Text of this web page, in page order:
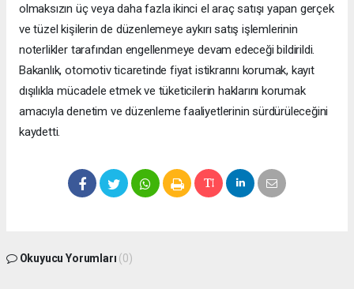
olmaksızın üç veya daha fazla ikinci el araç satışı yapan gerçek
ve tüzel kişilerin de düzenlemeye aykırı satış işlemlerinin
noterlikler tarafından engellenmeye devam edeceği bildirildi.
Bakanlık, otomotiv ticaretinde fiyat istikrarını korumak, kayıt
dışılıkla mücadele etmek ve tüketicilerin haklarını korumak
amacıyla denetim ve düzenleme faaliyetlerinin sürdürüleceğini
kaydetti.
Okuyucu Yorumları (0)